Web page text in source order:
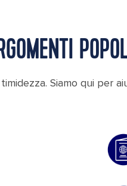
Siamo qui per